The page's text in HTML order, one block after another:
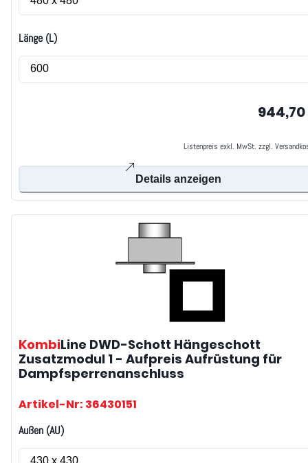
Länge (L)
Listenpreis exkl. MwSt. zzgl.
Details anzeigen
KombiLine DWD-Schott Hängeschott
Zusatzmodul 1 - Aufpreis Aufrüstung für
Dampfsperrenanschluss
Artikel-Nr: 36430151
Außen (AU)